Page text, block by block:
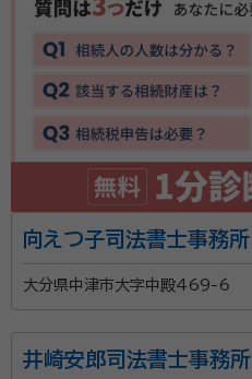
向えつ子司法書士事務所
大分県中津市大字中殿469-6
井崎安郎司法書士事務所